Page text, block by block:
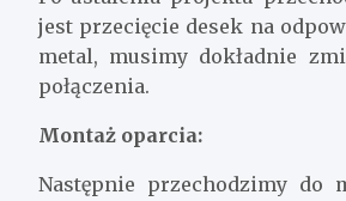
jest przecięcie desek na
metal, musimy dokładnie
połączenia.
Montaż oparcia:
Następnie przechodzimy do